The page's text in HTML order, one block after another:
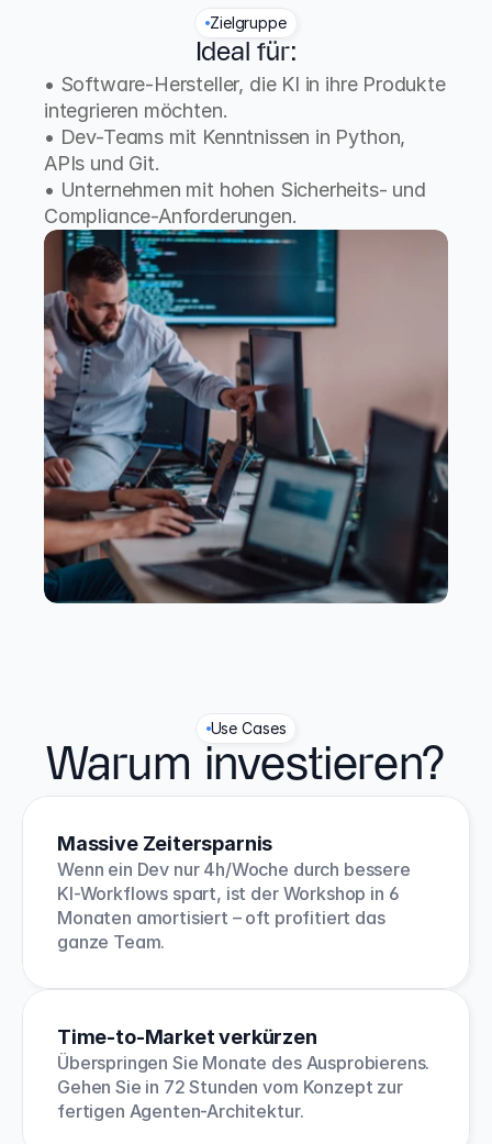
Zielgruppe
Ideal für:
• Software-Hersteller, die KI in ihre Produkte
integrieren möchten.
• Dev-Teams mit Kenntnissen in Python,
APIs und Git.
• Unternehmen mit hohen Sicherheits- und
Compliance-Anforderungen.
Use Cases
Warum investieren?
Massive Zeitersparnis
Wenn ein Dev nur 4h/Woche durch bessere
KI-Workflows spart, ist der Workshop in 6
Monaten amortisiert – oft profitiert das
ganze Team.
Time-to-Market verkürzen
Überspringen Sie Monate des Ausprobierens.
Gehen Sie in 72 Stunden vom Konzept zur
fertigen Agenten-Architektur.